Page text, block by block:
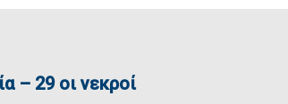
– 29 οι νεκροί